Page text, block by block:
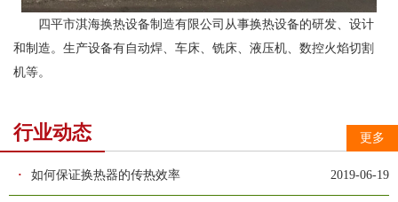
四平市淇海换热设备制造有限公司从事换热设备的研发、设计
和制造。生产设备有自动焊、车床、铣床、液压机、数控火焰切割
机等。
更多
行业动态
2019-06-19
· 如何保证换热器的传热效率